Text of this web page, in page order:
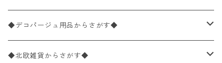
ペーパーナプキン10枚入りパック
ライスペーパー
パック売り
バラ売り
パック売り
40×40cm（ディナーサイズ）
バラ売り
21×21cm（ポケットサイズ）
植物・グリーン柄
動物・鳥・昆虫・蝶柄
ドイツ製 IHR/イア
ランチサイズ
ドイツ製 Ambiente/アンビエンテ
◆デコパージュ用品からさがす◆
デコパージュ液
◆北欧雑貨からさがす◆